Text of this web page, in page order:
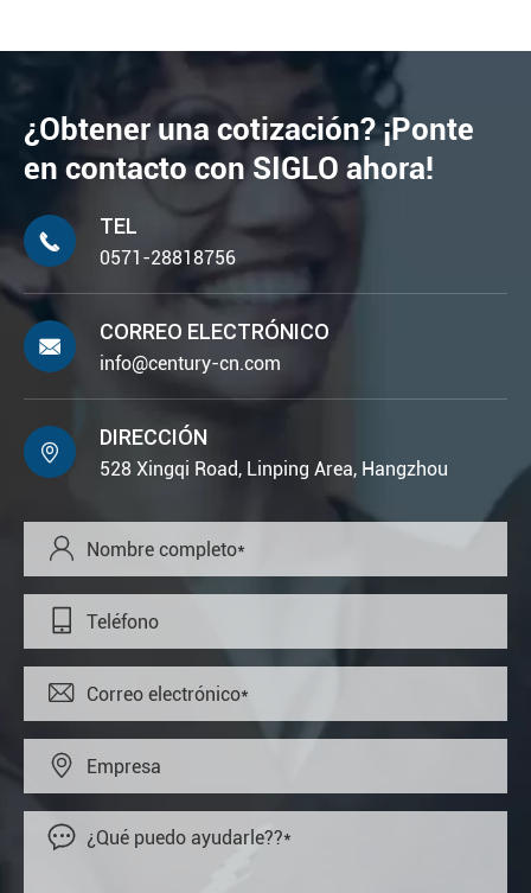
¿Obtener una cotización? ¡Ponte
en contacto con SIGLO ahora!

TEL
0571-28818756

CORREO ELECTRÓNICO
info@century-cn.com

DIRECCIÓN
528 Xingqi Road, Linping Area, Hangzhou




